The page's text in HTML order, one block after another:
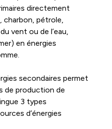
directement
charbon, pétrole,
vent ou de l’eau,
en énergies
secondaires permet
de production de
3 types
d’énergies